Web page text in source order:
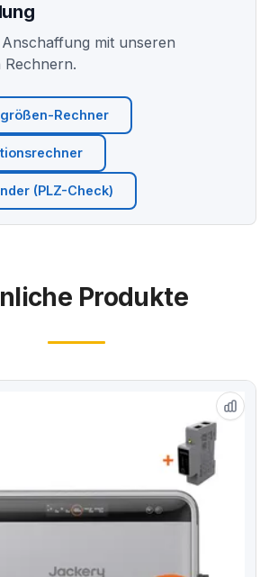
mit unseren
Rechnern.
Rechner
(PLZ-Check)
Produkte